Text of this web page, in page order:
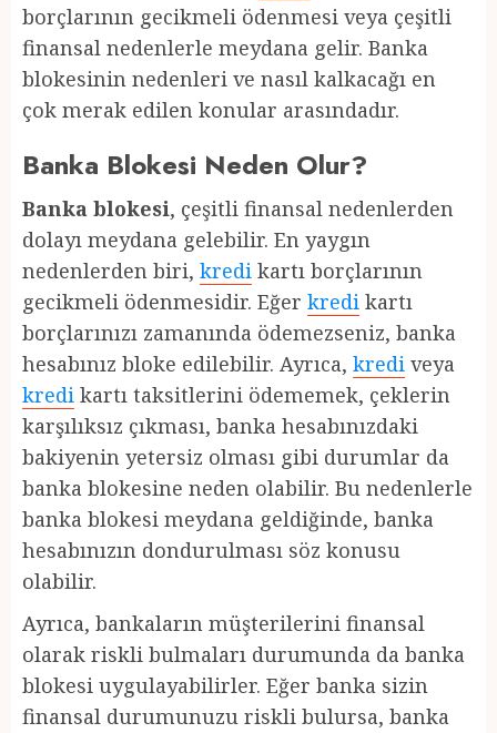
borçlarının gecikmeli ödenmesi veya çeşitli
finansal nedenlerle meydana gelir. Banka
blokesinin nedenleri ve nasıl kalkacağı en
çok merak edilen konular arasındadır.
Banka Blokesi Neden Olur?
Banka blokesi, çeşitli finansal nedenlerden
dolayı meydana gelebilir. En yaygın
nedenlerden biri, kredi kartı borçlarının
gecikmeli ödenmesidir. Eğer kredi kartı
borçlarınızı zamanında ödemezseniz, banka
hesabınız bloke edilebilir. Ayrıca, kredi veya
kredi kartı taksitlerini ödememek, çeklerin
karşılıksız çıkması, banka hesabınızdaki
bakiyenin yetersiz olması gibi durumlar da
banka blokesine neden olabilir. Bu nedenlerle
banka blokesi meydana geldiğinde, banka
hesabınızın dondurulması söz konusu
olabilir.
Ayrıca, bankaların müşterilerini finansal
olarak riskli bulmaları durumunda da banka
blokesi uygulayabilirler. Eğer banka sizin
finansal durumunuzu riskli bulursa, banka